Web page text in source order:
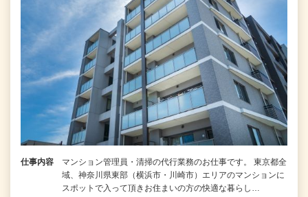
仕事内容
マンション管理員・清掃の代行業務のお仕事です。 東京都全
域、神奈川県東部（横浜市・川崎市）エリアのマンションに
スポットで入って頂きお住まいの方の快適な暮らし…